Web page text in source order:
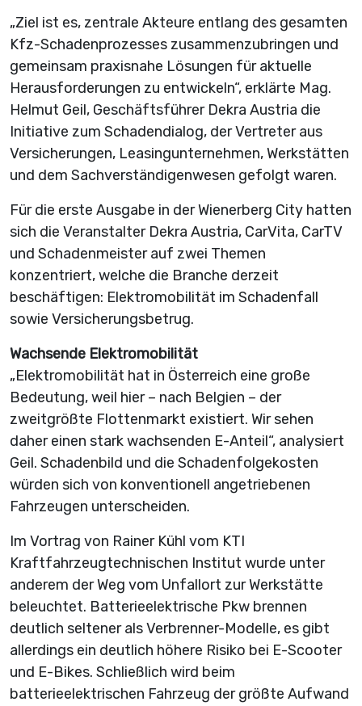
„Ziel ist es, zentrale Akteure entlang des gesamten
Kfz-Schadenprozesses zusammenzubringen und
gemeinsam praxisnahe Lösungen für aktuelle
Herausforderungen zu entwickeln“, erklärte Mag.
Helmut Geil, Geschäftsführer Dekra Austria die
Initiative zum Schadendialog, der Vertreter aus
Versicherungen, Leasingunternehmen, Werkstätten
und dem Sachverständigenwesen gefolgt waren.
Für die erste Ausgabe in der Wienerberg City hatten
sich die Veranstalter Dekra Austria, CarVita, CarTV
und Schadenmeister auf zwei Themen
konzentriert, welche die Branche derzeit
beschäftigen: Elektromobilität im Schadenfall
sowie Versicherungsbetrug.
Wachsende Elektromobilität
„Elektromobilität hat in Österreich eine große
Bedeutung, weil hier – nach Belgien – der
zweitgrößte Flottenmarkt existiert. Wir sehen
daher einen stark wachsenden E-Anteil“, analysiert
Geil. Schadenbild und die Schadenfolgekosten
würden sich von konventionell angetriebenen
Fahrzeugen unterscheiden.
Im Vortrag von Rainer Kühl vom KTI
Kraftfahrzeugtechnischen Institut wurde unter
anderem der Weg vom Unfallort zur Werkstätte
beleuchtet. Batterieelektrische Pkw brennen
deutlich seltener als Verbrenner-Modelle, es gibt
allerdings ein deutlich höhere Risiko bei E-Scooter
und E-Bikes. Schließlich wird beim
batterieelektrischen Fahrzeug der größte Aufwand